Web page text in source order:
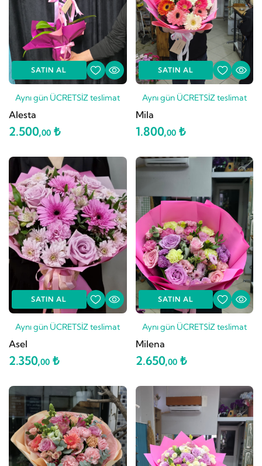
SATIN AL
Aynı gün ÜCRETSİZ teslimat
Alesta
2.500,00 ₺
SATIN AL
Aynı gün ÜCRETSİZ teslimat
Mila
1.800,00₺
SATIN AL
Aynı gün ÜCRETSİZ teslimat
Asel
2.350,00 ₺
SATIN AL
Aynı gün ÜCRETSİZ teslimat
Milena
2.650,00₺